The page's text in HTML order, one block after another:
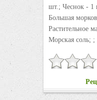
шт.; Чеснок - 1
Большая
Растительное
Морская соль; ;